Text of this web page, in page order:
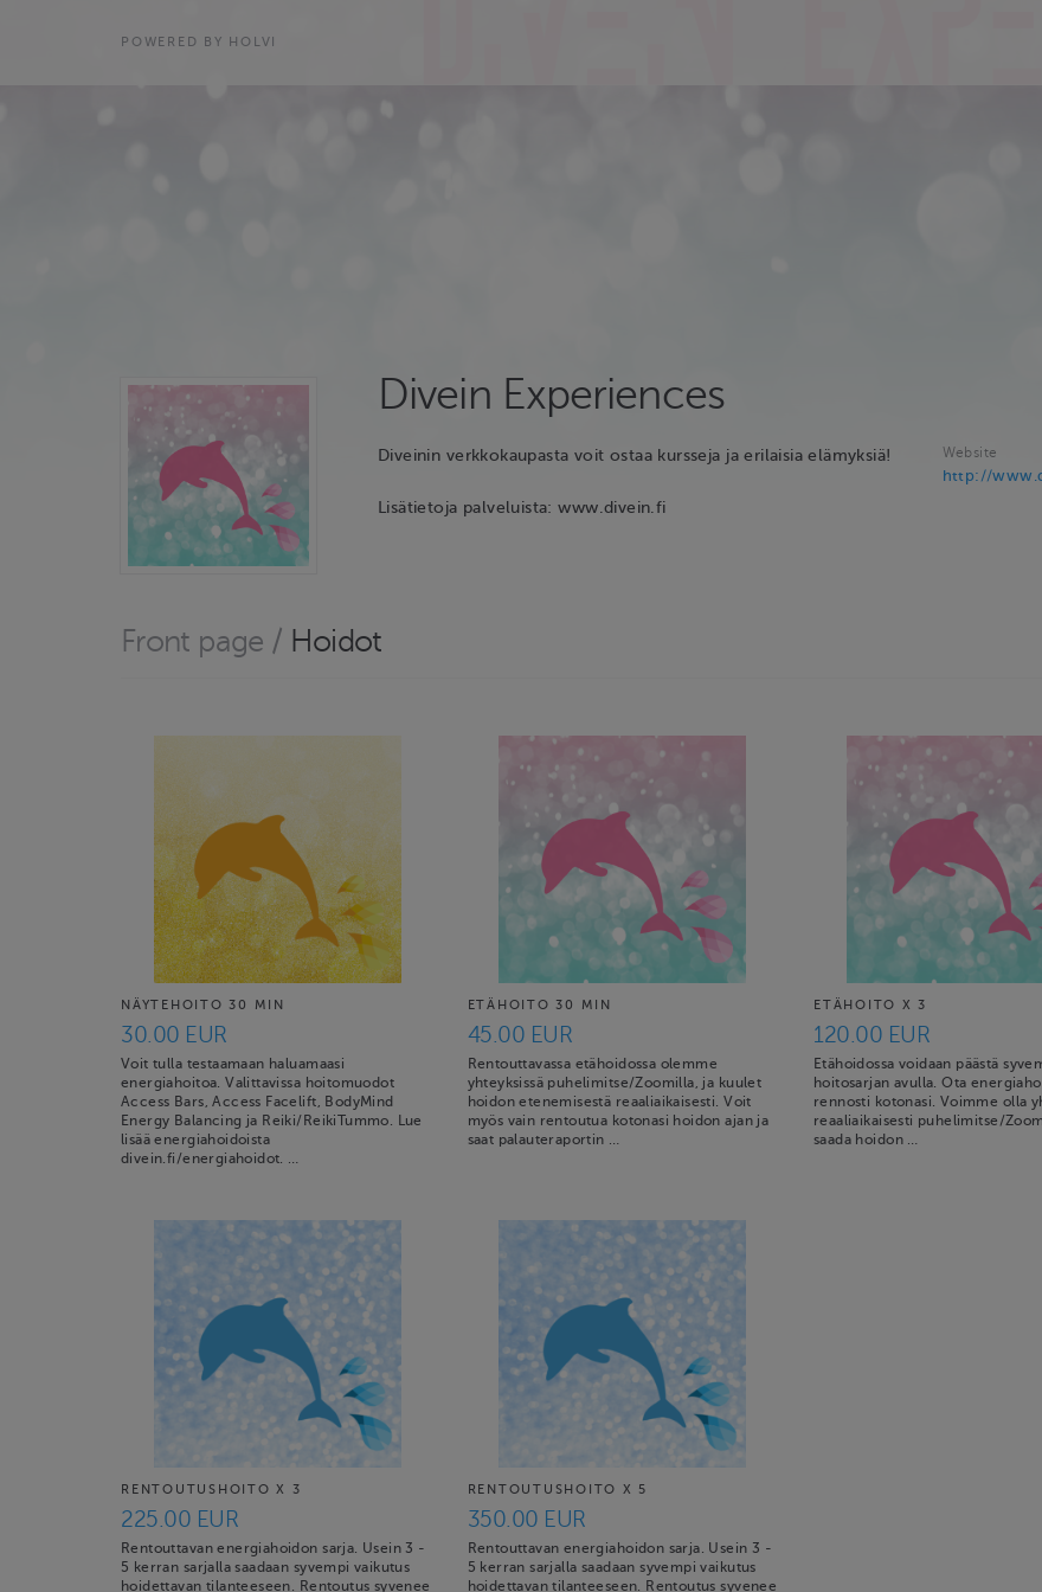
POWERED BY HOLVI
Divein Experiences
Diveinin verkkokaupasta voit ostaa kursseja ja erilaisia elämyksiä!
Lisätietoja palveluista: www.divein.fi
Website
http://
Front page / Hoidot
NÄYTEHOITO 30 MIN
30.00 EUR
Voit tulla testaamaan haluamaasi
energiahoitoa. Valittavissa hoitomuodot
Access Bars, Access Facelift, BodyMind
Energy Balancing ja Reiki/ReikiTummo. Lue
lisää energiahoidoista
divein.fi/energiahoidot. …
ETÄHOITO 30 MIN
45.00 EUR
Rentouttavassa etähoidossa olemme
yhteyksissä puhelimitse/Zoomilla, ja kuulet
hoidon etenemisestä reaaliaikaisesti. Voit
myös vain rentoutua kotonasi hoidon ajan ja
saat palauteraportin …
ETÄHOITO X 3
120.00 EUR
Etähoidossa voidaan päästä
hoitosarjan avulla. Ota
rennosti kotonasi. Voimme olla
reaaliaikaisesti puhelimitse/
saada hoidon …
RENTOUTUSHOITO X 3
225.00 EUR
Rentouttavan energiahoidon sarja. Usein 3 -
5 kerran sarjalla saadaan syvempi vaikutus
hoidettavan tilanteeseen. Rentoutus syvenee
RENTOUTUSHOITO X 5
350.00 EUR
Rentouttavan energiahoidon sarja. Usein 3 -
5 kerran sarjalla saadaan syvempi vaikutus
hoidettavan tilanteeseen. Rentoutus syvenee